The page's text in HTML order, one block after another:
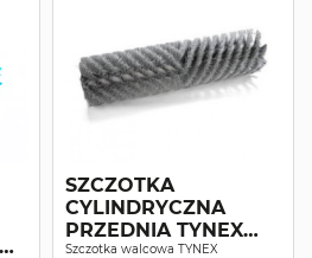
SZCZOTKA
CYLINDRYCZNA
PRZEDNIA TYNEX
ANTEA
Szczotka walcowa TYNEX